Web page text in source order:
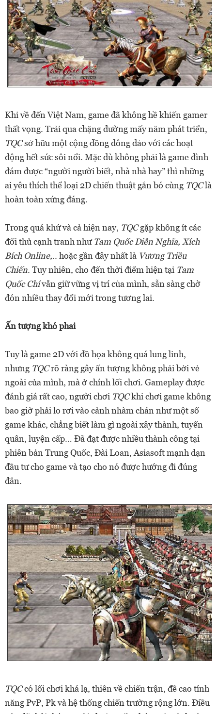
Khi về đến Việt Nam, game đã không hề khiến gamer
thất vọng. Trải qua chặng đường mấy năm phát triển,
TQCsở hữu một cộng đồng đông đảo với các hoạt
động hết sức sôi nổi. Mặc dù không phải là game đình
đám được “người người biết, nhà nhà hay” thì những
ai yêu thích thể loại 2D chiến thuật gắn bó cùng TQClà
hoàn toàn xứng đáng.
Trong quá khứ và cả hiện nay, TQCgặp không ít các
đối thủ cạnh tranh nhưTam Quốc Diễn Nghĩa, Xích
Bích Online,.. hoặc gần đây nhất là Vương Triều
Chiến. Tuy nhiên, cho đến thời điểm hiện tại Tam
Quốc Chívẫn giữ vững vị trí của mình, sẵn sàng chờ
đón nhiều thay đổi mới trong tương lai.
Ấn tượng khó phai
Tuy là game 2D với đồ họa không quá lung linh,
nhưng TQCrõ ràng gây ấn tượng không phải bởi vẻ
ngoài của mình, mà ở chính lối chơi. Gameplay được
đánh giá rất cao, người chơi TQCkhi chơi game không
bao giờ phải lo rơi vào cảnh nhàm chán như một số
game khác, chẳng biết làm gì ngoài xây thành, tuyển
quân, luyện cấp… Đã đạt được nhiều thành công tại
phiên bản Trung Quốc, Đài Loan, Asiasoft mạnh dạn
đầu tư cho game và tạo cho nó được hướng đi đúng
đắn.
TQCcó lối chơi khá lạ, thiên về chiến trận, đề cao tính
năng PvP, Pk và hệ thống chiến trường rộng lớn. Điều